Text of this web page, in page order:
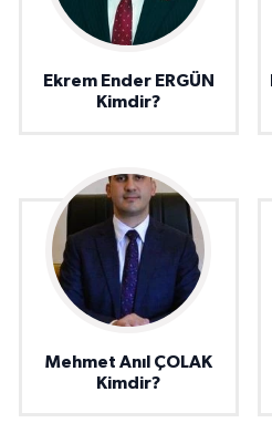
Ekrem Ender ERGÜN
Kimdir?
Mehmet Anıl ÇOLAK
Kimdir?